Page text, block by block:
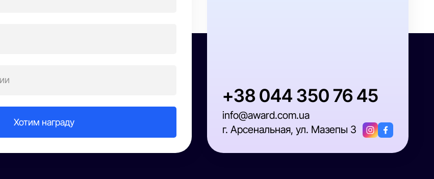
+38 044 350 76 45
info@award.com.ua
г. Арсенальная, ул. Мазепы 3